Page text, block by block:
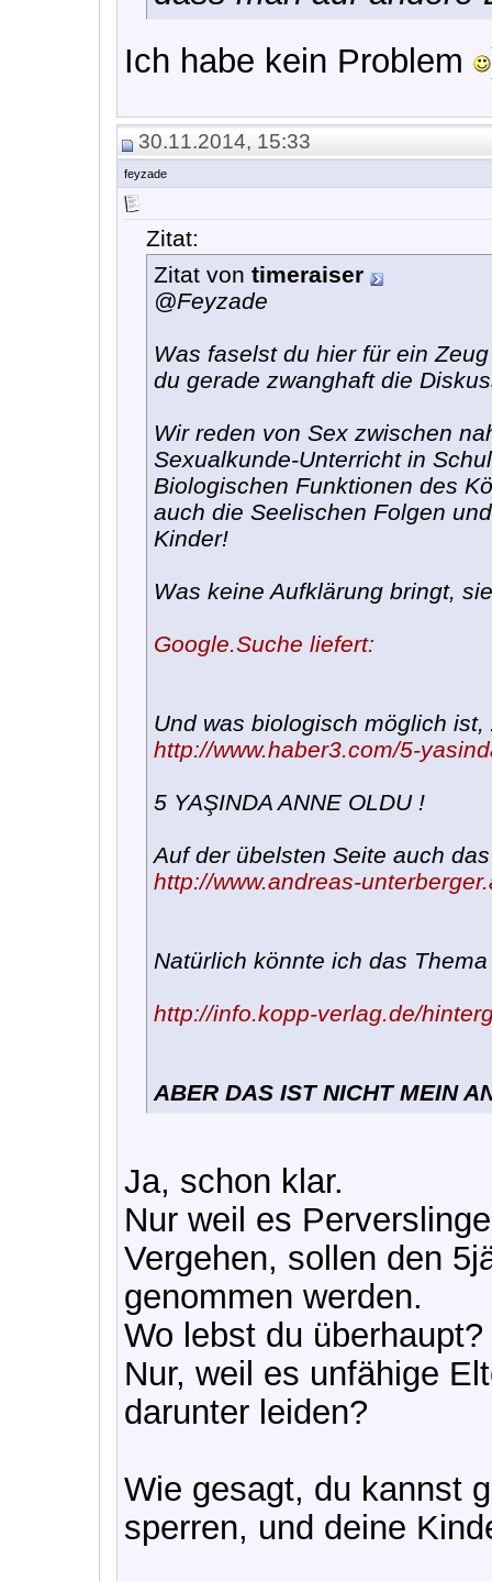
Ich habe kein Problem
30.11.2014, 15:33
feyzade
Zitat:
Zitat von timeraiser
@Feyzade
Was faselst du hier für ein
du gerade zwanghaft die
Wir reden von Sex zwischen
Sexualkunde-Unterricht in
Biologischen Funktionen des
auch die Seelischen Folgen
Kinder!
Was keine Aufklärung bringt,
Google.Suche liefert:
Und was biologisch möglich
http://www.haber3.com/5-
5 YAŞINDA ANNE OLDU !
Auf der übelsten Seite auch
http://www.andreas-
Natürlich könnte ich das
http://info.kopp-verlag.de/
ABER DAS IST NICHT MEIN
Ja, schon klar.
Nur weil es
Vergehen, sollen den
genommen werden.
Wo lebst du überhaupt?
Nur, weil es unfähige
darunter leiden?
Wie gesagt, du kannst
sperren, und deine